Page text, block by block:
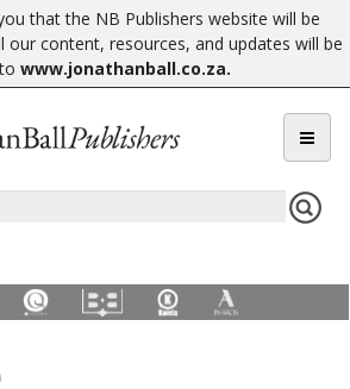
that the NB Publishers website will be
our content, resources, and updates will be
www.jonathanball.co.za.